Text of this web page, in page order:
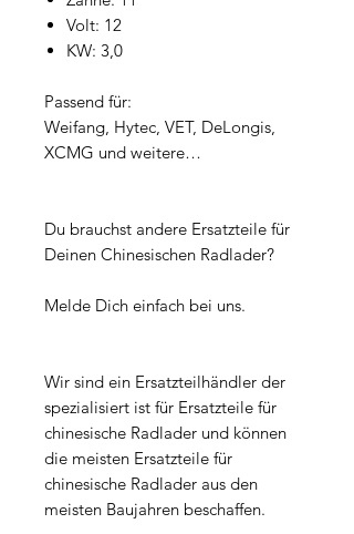
Volt: 12
KW: 3,0
Passend für:
Weifang, Hytec, VET, DeLongis,
XCMG und weitere…
Du brauchst andere Ersatzteile für
Deinen Chinesischen Radlader?
Melde Dich einfach bei uns.
Wir sind ein Ersatzteilhändler der
spezialisiert ist für Ersatzteile für
chinesische Radlader und können
die meisten Ersatzteile für
chinesische Radlader aus den
meisten Baujahren beschaffen.